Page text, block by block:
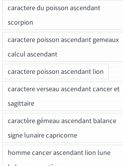
caractere du poisson ascendant
scorpion
caractere poisson ascendant gemeaux
calcul ascendant
caractere poisson ascendant lion
caractere verseau ascendant cancer et
sagittaire
caractère gémeau ascendant balance
signe lunaire capricorne
homme cancer ascendant lion lune